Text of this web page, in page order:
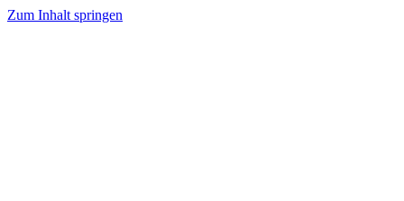
Zum Inhalt springen